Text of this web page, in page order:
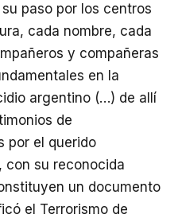
paso por los centros
cada nombre, cada
y compañeras
en la
argentino (…) de allí
de
por el querido
con su reconocida
un documento
el Terrorismo de